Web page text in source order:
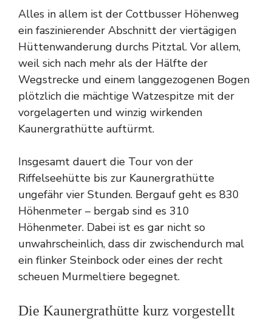
Alles in allem ist der Cottbusser Höhenweg
ein faszinierender Abschnitt der viertägigen
Hüttenwanderung durchs Pitztal. Vor allem,
weil sich nach mehr als der Hälfte der
Wegstrecke und einem langgezogenen Bogen
plötzlich die mächtige Watzespitze mit der
vorgelagerten und winzig wirkenden
Kaunergrathütte auftürmt.
Insgesamt dauert die Tour von der
Riffelseehütte bis zur Kaunergrathütte
ungefähr vier Stunden. Bergauf geht es 830
Höhenmeter – bergab sind es 310
Höhenmeter. Dabei ist es gar nicht so
unwahrscheinlich, dass dir zwischendurch mal
ein flinker Steinbock oder eines der recht
scheuen Murmeltiere begegnet.
Die Kaunergrathütte kurz vorgestellt